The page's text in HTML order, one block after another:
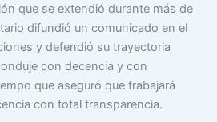
que se extendió durante más de
difundió un comunicado en el
y defendió su trayectoria
con decencia y con
que aseguró que trabajará
con total transparencia.